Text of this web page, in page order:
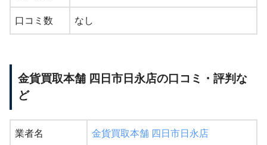
口コミ数 なし
金貨買取本舗 四日市日永店の口コミ・評判な
ど
業者名 金貨買取本舗 四日市日永店